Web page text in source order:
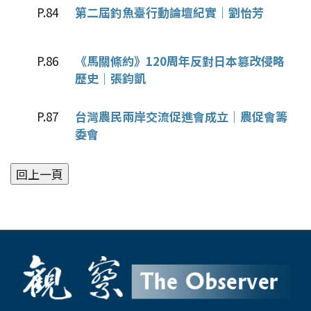
P.84 第二屆釣魚臺行動論壇紀實｜劉怡芳
P.86
《馬關條約》120周年反對日本篡改侵略
歷史｜張鈞凱
P.87
台灣農民兩岸交流促進會成立｜農促會籌
委會